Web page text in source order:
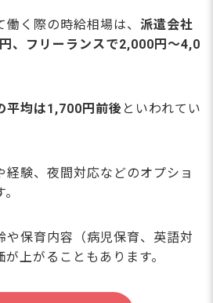
く際の時給相場は、 派遣会社
、フリーランスで2,000円〜4,0
平均は1,700円前後 といわれてい
経験、夜間対応などのオプショ
や保育内容（病児保育、英語対
上がることもあります。